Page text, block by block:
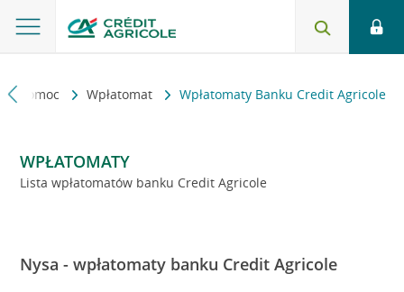
i pomoc Wpłatomat Wpłatomaty Banku Credit Agricole
WPŁATOMATY
Lista wpłatomatów banku Credit Agricole
Nysa - wpłatomaty banku Credit Agricole